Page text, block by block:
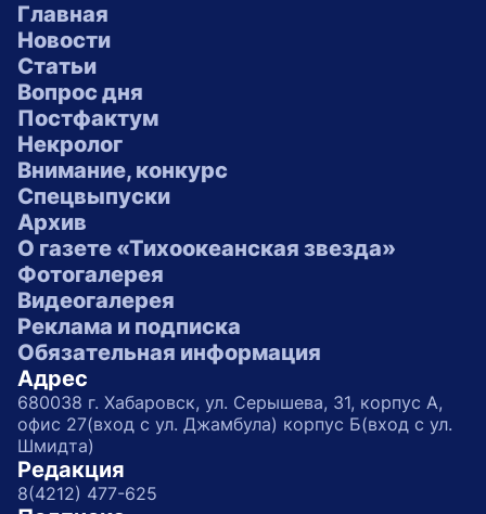
Главная
Новости
Статьи
Вопрос дня
Постфактум
Некролог
Внимание, конкурс
Спецвыпуски
Архив
О газете «Тихоокеанская звезда»
Фотогалерея
Видеогалерея
Реклама и подписка
Обязательная информация
Адрес
680038 г. Хабаровск, ул. Серышева, 31, корпус А,
офис 27(вход с ул. Джамбула) корпус Б(вход с ул.
Шмидта)
Редакция
8(4212) 477-625